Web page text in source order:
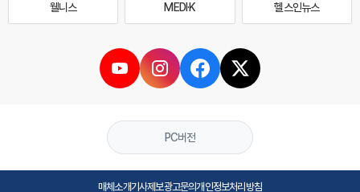
웰니스 MEDI·K 헬스인뉴스
PC버전
매체소개기사제보광고문의개인정보처리방침